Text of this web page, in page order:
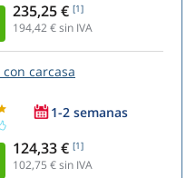
235,25 € [1]
194,42€ sin IVA
con carcasa
1-2 semanas
124,33 € [1]
102,75 € sin IVA